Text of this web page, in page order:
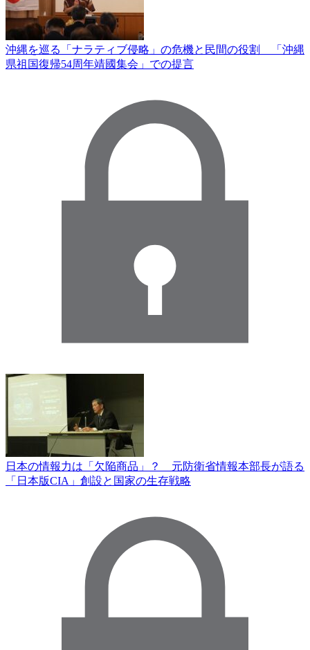
沖縄を巡る「ナラティブ侵略」の危機と民間の役割 「沖縄
県祖国復帰54周年靖國集会」での提言
日本の情報力は「欠陥商品」？ 元防衛省情報本部長が語る
「日本版CIA」創設と国家の生存戦略